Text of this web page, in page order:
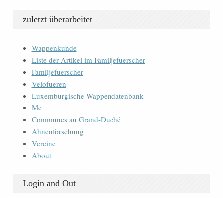
zuletzt überarbeitet
Wappenkunde
Liste der Artikel im Familjefuerscher
Familjefuerscher
Velofueren
Luxemburgische Wappendatenbank
Me
Communes au Grand-Duché
Ahnenforschung
Vereine
About
Login and Out